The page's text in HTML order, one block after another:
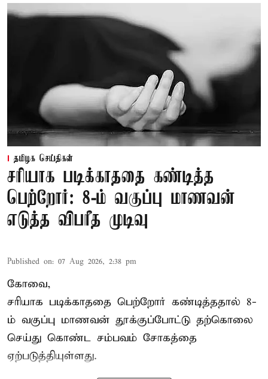
தமிழக செய்திகள்
சரியாக படிக்காததை கண்டித்த
பெற்றோர்: 8-ம் வகுப்பு மாணவன்
எடுத்த விபரீத முடிவு
Published on: 07 Aug 2026, 2:38 pm
கோவை,
சரியாக படிக்காததை பெற்றோர் கண்டித்ததால் 8-
ம் வகுப்பு மாணவன் தூக்குப்போட்டு தற்கொலை
செய்து கொண்ட சம்பவம் சோகத்தை
ஏற்படுத்தியுள்ளது.